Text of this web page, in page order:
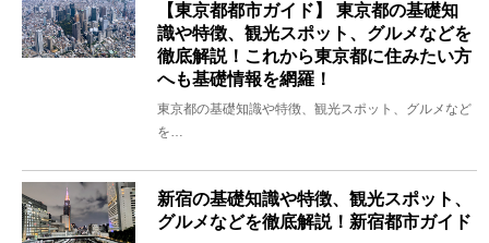
【東京都都市ガイド】 東京都の基礎知
識や特徴、観光スポット、グルメなどを
徹底解説！これから東京都に住みたい方
へも基礎情報を網羅！
東京都の基礎知識や特徴、観光スポット、グルメなど
を…
新宿の基礎知識や特徴、観光スポット、
グルメなどを徹底解説！新宿都市ガイド